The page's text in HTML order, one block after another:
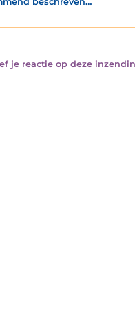
je reactie op deze